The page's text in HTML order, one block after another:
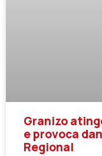
Granizo
e provoca
Regional